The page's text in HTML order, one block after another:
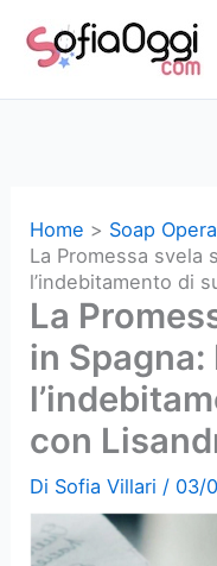
Home
Soap
La Promessa svela
l’indebitamento di
La
in Spagna:
con
Di Sofia Villari / 03/